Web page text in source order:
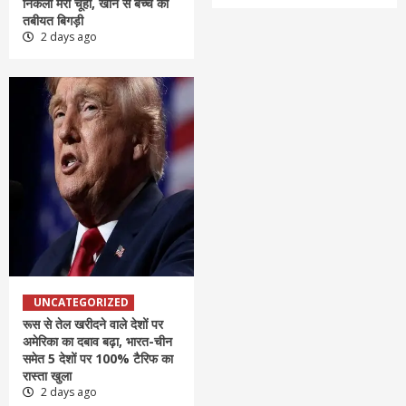
तबीयत बिगड़ी
2 days ago
UNCATEGORIZED
रूस से तेल खरीदने वाले देशों पर
अमेरिका का दबाव बढ़ा, भारत-चीन
समेत 5 देशों पर 100% टैरिफ का
रास्ता खुला
2 days ago